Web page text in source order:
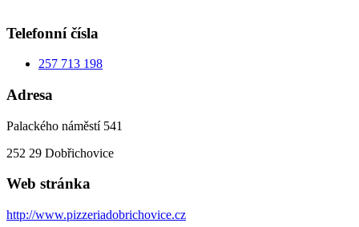
Telefonní čísla
257 713 198
Adresa
Palackého náměstí 541
252 29 Dobřichovice
Web stránka
http://www.pizzeriadobrichovice.cz